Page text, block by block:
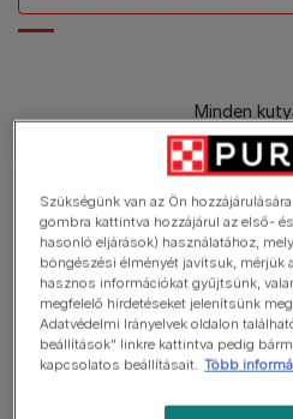
Minden
11 cikk a 11 -ból
Népszerű cikkek
Kutya fogápolás
Szükségünk van az Ön
gombra kattintva hozzájárul az első-
hasonló eljárások) használatához,
böngészési élményét javítsuk, mérjük
hasznos információkat gyűjtsünk,
megfelelő hirdetéseket jelenítsünk
Adatvédelmi Irányelvek oldalon
beállítások" linkre kattintva pedig
kapcsolatos beállításait. Több